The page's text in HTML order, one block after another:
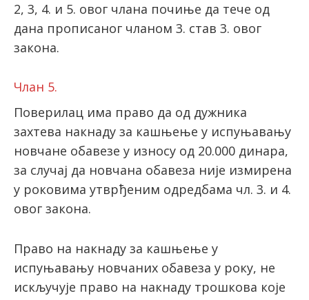
2, 3, 4. и 5. овог члана почиње да тече од
дана прописаног чланом 3. став 3. овог
закона.
Члан 5.
Поверилац има право да од дужника
захтева накнаду за кашњење у испуњавању
новчане обавезе у износу од 20.000 динара,
за случај да новчана обавеза није измирена
у роковима утврђеним одредбама чл. 3. и 4.
овог закона.
Право на накнаду за кашњење у
испуњавању новчаних обавеза у року, не
искључује право на накнаду трошкова које